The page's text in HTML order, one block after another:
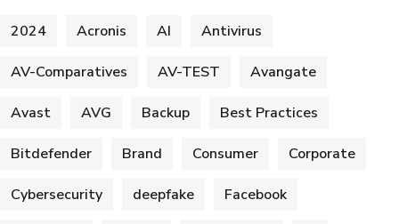
2024 Acronis AI Antivirus
AV-Comparatives AV-TEST Avangate
Avast AVG Backup Best Practices
Bitdefender Brand Consumer Corporate
Cybersecurity deepfake Facebook